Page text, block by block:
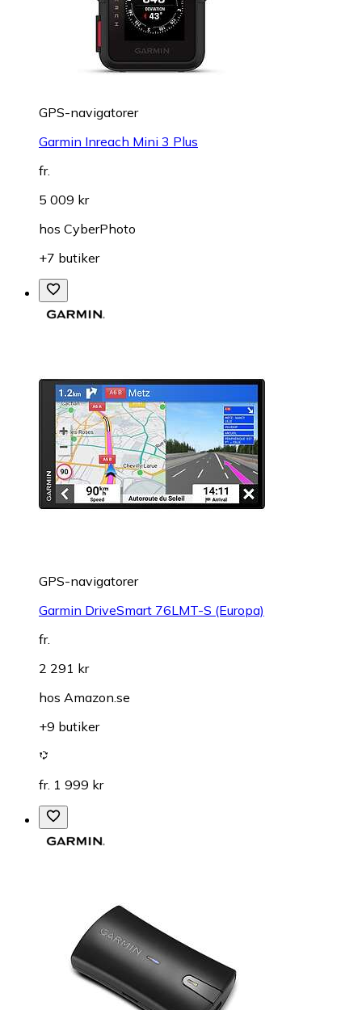
GPS-navigatorer
Garmin Inreach Mini 3 Plus
fr.
5 009 kr
hos CyberPhoto
+7 butiker
GPS-navigatorer
Garmin DriveSmart 76LMT-S (Europa)
fr.
2 291 kr
hos Amazon.se
+9 butiker
fr. 1 999 kr